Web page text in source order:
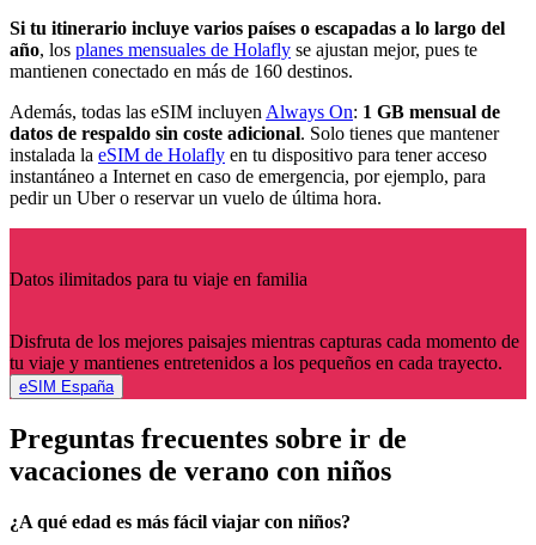
Si tu itinerario incluye varios países o escapadas a lo largo del
año, los planes mensuales de Holafly se ajustan mejor, pues te
mantienen conectado en más de 160 destinos.
Además, todas las eSIM incluyen Always On: 1 GB mensual de
datos de respaldo sin coste adicional. Solo tienes que mantener
instalada la eSIM de Holafly en tu dispositivo para tener acceso
instantáneo a Internet en caso de emergencia, por ejemplo, para
pedir un Uber o reservar un vuelo de última hora.
Datos ilimitados para tu viaje en familia
Disfruta de los mejores paisajes mientras capturas cada momento de
tu viaje y mantienes entretenidos a los pequeños en cada trayecto.
eSIM España
Preguntas frecuentes sobre ir de
vacaciones de verano con niños
¿A qué edad es más fácil viajar con niños?